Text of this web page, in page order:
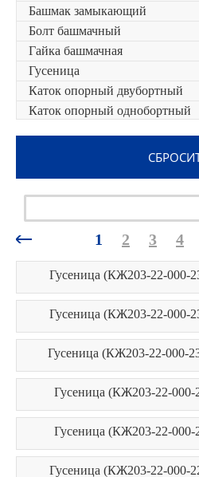
Башмак замыкающий
Болт башмачный
Гайка башмачная
Гусеница
Каток опорный двубортный
Каток опорный однобортный
Цепь гусеничная гусеничная
1 2 3 4
Гусеница (КЖ203-22-000-
Гусеница (КЖ203-22-000-
Гусеница (КЖ203-22-000-
Гусеница (КЖ203-22-000-
Гусеница (КЖ203-22-000-
Гусеница (КЖ203-22-000-